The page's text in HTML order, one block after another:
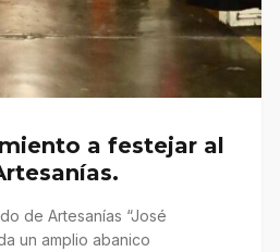
a festejar al
de Artesanías “José
un amplio abanico